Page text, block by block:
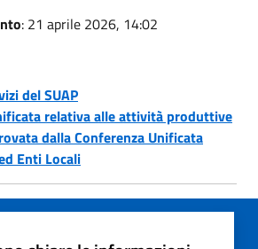
: 21 aprile 2026, 14:02
del SUAP
relativa alle attività produttive
dalla Conferenza Unificata
Enti Locali